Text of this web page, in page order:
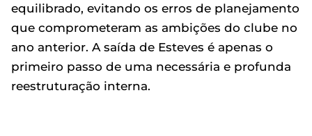
equilibrado, evitando os erros de planejamento
que comprometeram as ambições do clube no
ano anterior. A saída de Esteves é apenas o
primeiro passo de uma necessária e profunda
reestruturação interna.